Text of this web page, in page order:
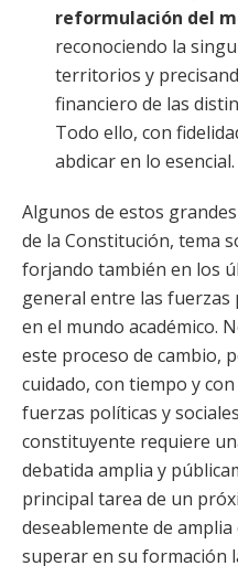
reformulación del
reconociendo la
territorios y
financiero de las
Todo ello, con
abdicar en lo esencial.
Algunos de estos
de la Constitución, tema
forjando también en los
general entre las fuerzas
en el mundo académico.
este proceso de cambio,
cuidado, con tiempo y
fuerzas políticas y
constituyente requiere
debatida amplia y
principal tarea de un
deseablemente de
superar en su formación